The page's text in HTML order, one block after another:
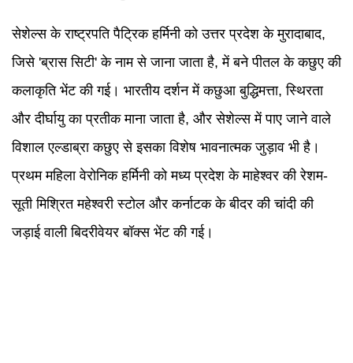
सेशेल्स के राष्ट्रपति पैट्रिक हर्मिनी को उत्तर प्रदेश के मुरादाबाद,
जिसे 'ब्रास सिटी' के नाम से जाना जाता है, में बने पीतल के कछुए की
कलाकृति भेंट की गई। भारतीय दर्शन में कछुआ बुद्धिमत्ता, स्थिरता
और दीर्घायु का प्रतीक माना जाता है, और सेशेल्स में पाए जाने वाले
विशाल एल्डाब्रा कछुए से इसका विशेष भावनात्मक जुड़ाव भी है।
प्रथम महिला वेरोनिक हर्मिनी को मध्य प्रदेश के माहेश्वर की रेशम-
सूती मिश्रित महेश्वरी स्टोल और कर्नाटक के बीदर की चांदी की
जड़ाई वाली बिदरीवेयर बॉक्स भेंट की गई।